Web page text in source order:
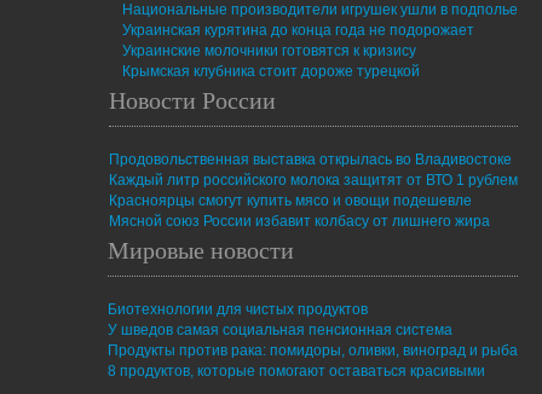
Национальные производители игрушек ушли в подполье
Украинская курятина до конца года не подорожает
Украинские молочники готовятся к кризису
Крымская клубника стоит дороже турецкой
Новости России
Продовольственная выставка открылась во Владивостоке
Каждый литр российского молока защитят от ВТО 1 рублем
Красноярцы смогут купить мясо и овощи подешевле
Мясной союз России избавит колбасу от лишнего жира
Мировые новости
Биотехнологии для чистых продуктов
У шведов самая социальная пенсионная система
Продукты против рака: помидоры, оливки, виноград и рыба
8 продуктов, которые помогают оставаться красивыми